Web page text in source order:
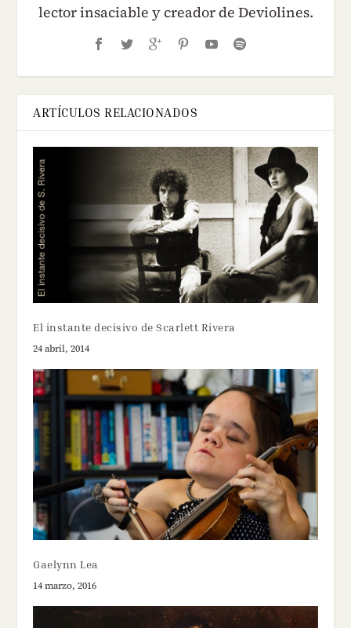
lector insaciable y creador de Deviolines.
ARTÍCULOS RELACIONADOS
El instante decisivo de Scarlett Rivera
24 abril, 2014
Gaelynn Lea
14 marzo, 2016